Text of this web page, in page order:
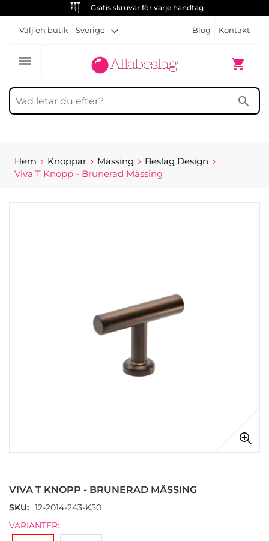
Gratis skruvar för varje handtag
Blog Kontakt
Välj en butik Sverige
dehaze shopping_cart
Min
search
Hem Knoppar Mässing
Beslag Design
Viva T Knopp - Brunerad Mässing
av
bildgalleriet
VIVA T KNOPP - BRUNERAD MÄSSING
SKU
12-2014-243-K50
VARIANTER: